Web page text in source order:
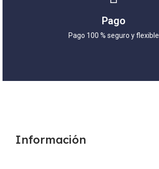
Pago
Pago 100 % seguro y flexible
Información